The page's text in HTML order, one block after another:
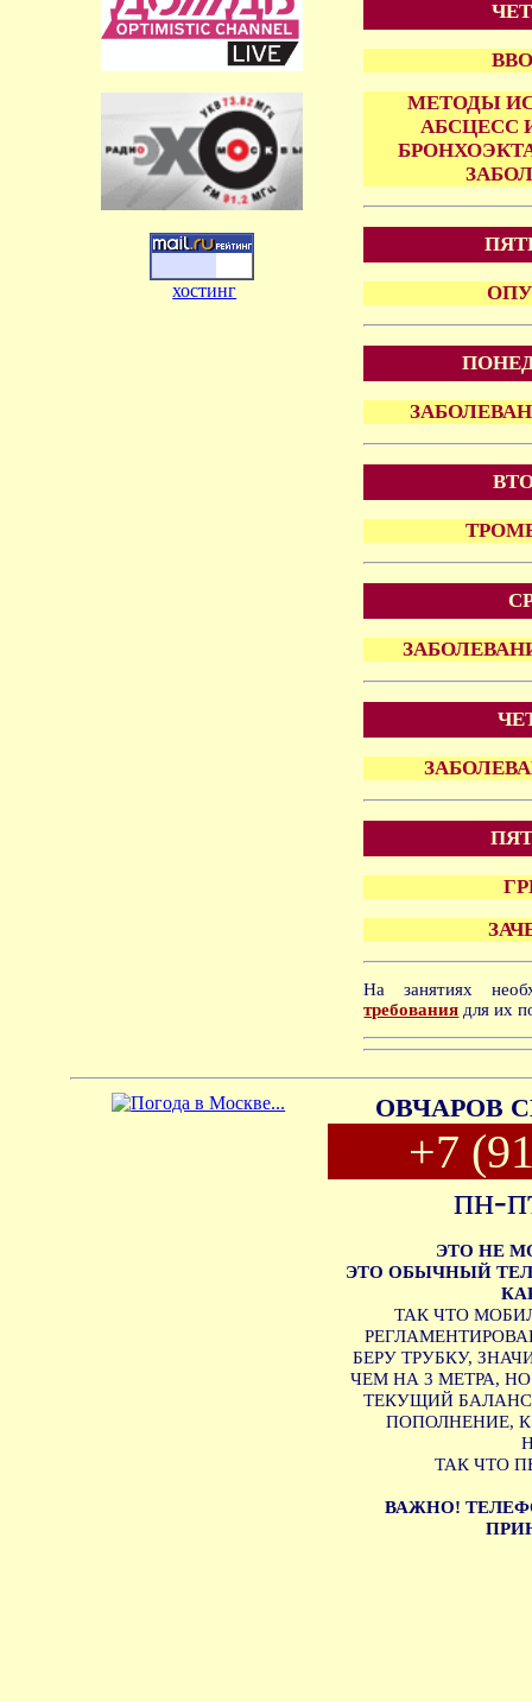
хостинг
МЕТОДЫ
АБСЦЕСС
На занятиях
требования для их
ОВЧАРОВ
+7
пн-
ЭТО НЕ
ЭТО ОБЫЧНЫЙ
ТАК ЧТО
БЕРУ ТРУБКУ,
ЧЕМ НА 3 МЕТРА,
ТЕКУЩИЙ
ПОПОЛНЕНИЕ,
ТАК ЧТО
ВАЖНО!